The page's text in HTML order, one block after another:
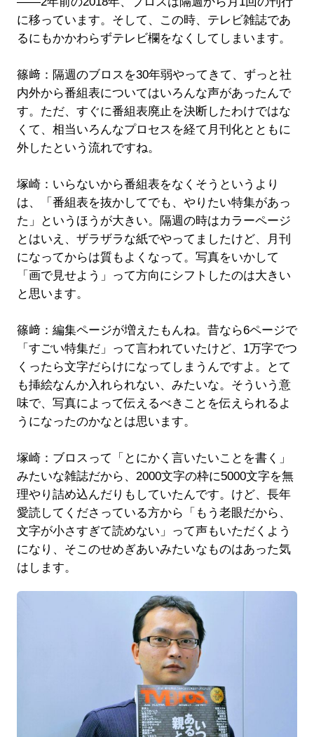
に移っています。そして、この時、テレビ雑誌であ
るにもかかわらずテレビ欄をなくしてしまいます。
篠﨑：隔週のブロスを30年弱やってきて、ずっと社
内外から番組表についてはいろんな声があったんで
す。ただ、すぐに番組表廃止を決断したわけではな
くて、相当いろんなプロセスを経て月刊化とともに
外したという流れですね。
塚崎：いらないから番組表をなくそうというより
は、「番組表を抜かしてでも、やりたい特集があっ
た」というほうが大きい。隔週の時はカラーページ
とはいえ、ザラザラな紙でやってましたけど、月刊
になってからは質もよくなって。写真をいかして
「画で見せよう」って方向にシフトしたのは大きい
と思います。
篠﨑：編集ページが増えたもんね。昔なら6ページで
「すごい特集だ」って言われていたけど、1万字でつ
くったら文字だらけになってしまうんですよ。とて
も挿絵なんか入れられない、みたいな。そういう意
味で、写真によって伝えるべきことを伝えられるよ
うになったのかなとは思います。
塚崎：ブロスって「とにかく言いたいことを書く」
みたいな雑誌だから、2000文字の枠に5000文字を無
理やり詰め込んだりもしていたんです。けど、長年
愛読してくださっている方から「もう老眼だから、
文字が小さすぎて読めない」って声もいただくよう
になり、そこのせめぎあいみたいなものはあった気
はします。